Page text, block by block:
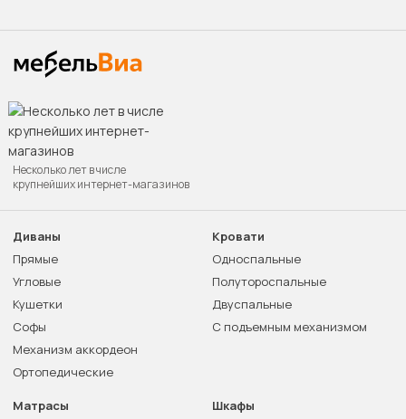
Несколько лет в числе
крупнейших интернет-магазинов
Диваны
Прямые
Угловые
Кушетки
Софы
Механизм аккордеон
Ортопедические
Кровати
Односпальные
Полутороспальные
Двуспальные
С подъемным механизмом
Матрасы
Шкафы